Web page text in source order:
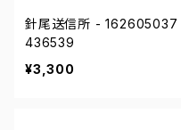
針尾送信所 - 162605037
436539
¥3,300